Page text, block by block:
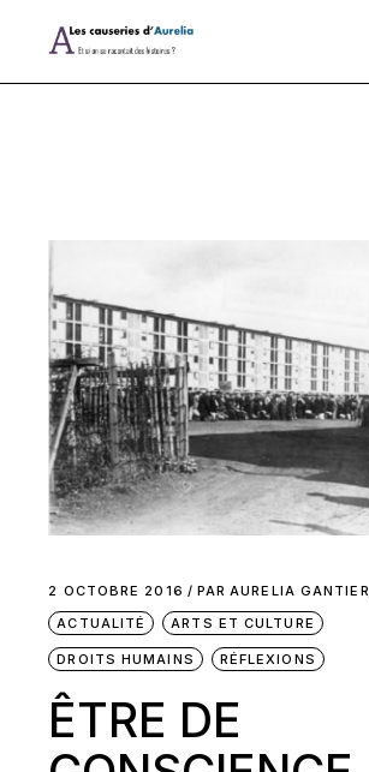
2 OCTOBRE 2016 PAR AURELIA GANTIER
ACTUALITÉ
ARTS ET CULTURE
DROITS HUMAINS RÉFLEXIONS
ÊTRE DE